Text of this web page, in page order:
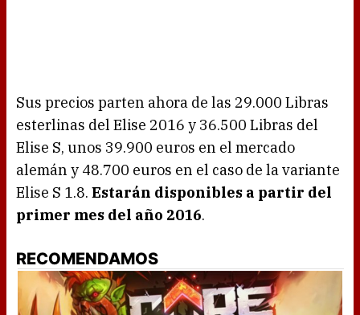
Sus precios parten ahora de las 29.000 Libras
esterlinas del Elise 2016 y 36.500 Libras del
Elise S, unos 39.900 euros en el mercado
alemán y 48.700 euros en el caso de la variante
Elise S 1.8. Estarán disponibles a partir del
primer mes del año 2016.
RECOMENDAMOS